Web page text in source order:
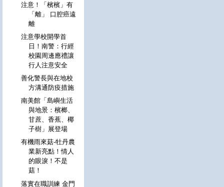
注意！「檳檳」有
「離」 口腔癌遠
離
注意學校開學首
日！南警：行經
校園周邊應禮讓
行人注意安全
善化警長與在地校
方溝通防疫措施
南美館「島嶼生活
與地景：檳榔、
甘蔗、香蕉、椰
子樹」展登場
有機雨來菇-牡丹農
業新亮點！情人
的眼淚！不是
菇！
落實在職訓練 金門